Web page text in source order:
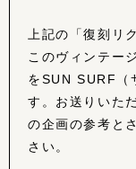
上記の「復刻リ
このヴィンテー
をSUN SURF（
す。お送りいた
の企画の参考と
さい。